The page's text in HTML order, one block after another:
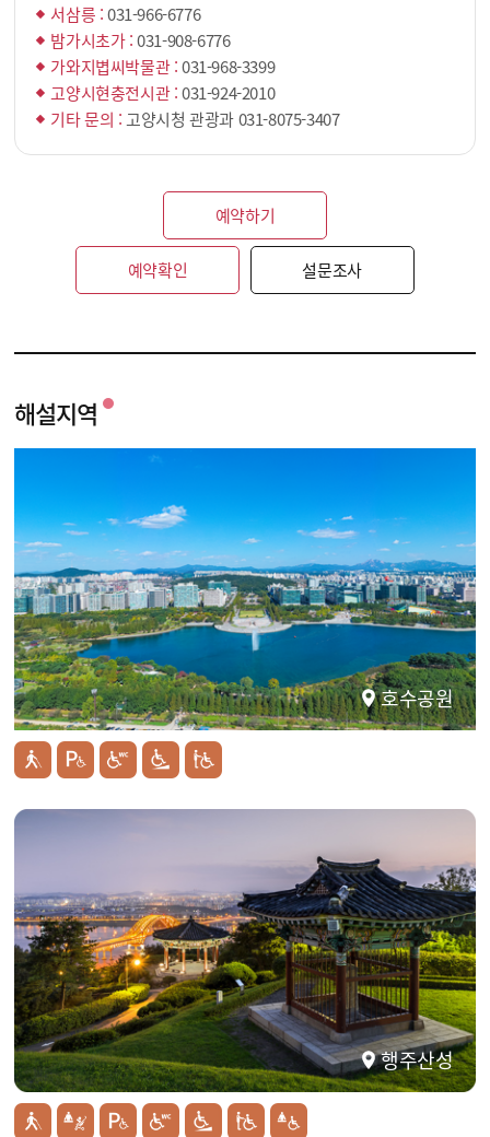
서삼릉 :031-966-6776
밤가시초가 :031-908-6776
가와지볍씨박물관 :031-968-3399
고양시현충전시관 :031-924-2010
기타 문의 : 고양시청 관광과 031-8075-3407
예약하기
예약확인 설문조사
해설지역
호수공원
행주산성